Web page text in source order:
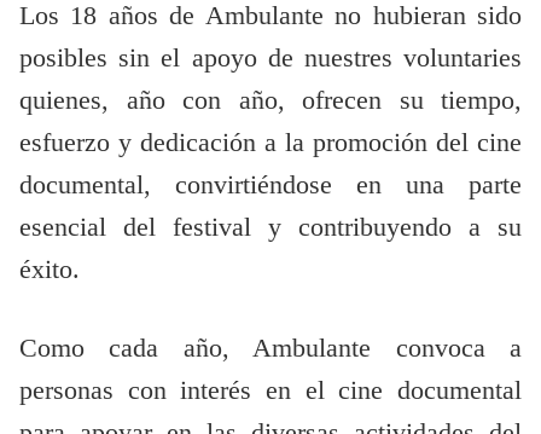
Los 18 años de Ambulante no hubieran sido
posibles sin el apoyo de nuestres voluntaries
quienes, año con año, ofrecen su tiempo,
esfuerzo y dedicación a la promoción del cine
documental, convirtiéndose en una parte
esencial del festival y contribuyendo a su
éxito.
Como cada año, Ambulante convoca a
personas con interés en el cine documental